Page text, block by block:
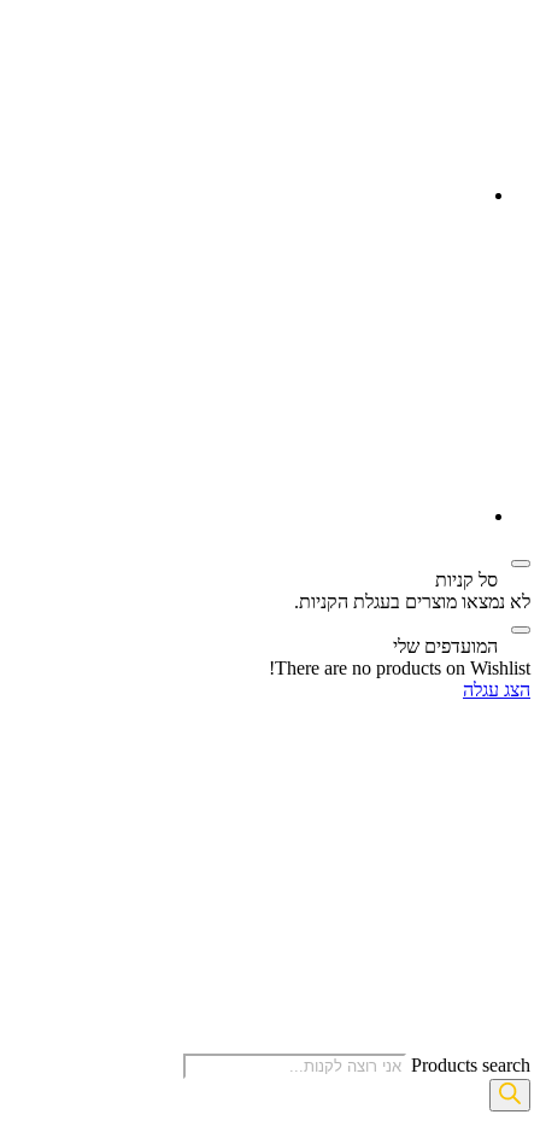
סל קניות‬
לא נמצאו מוצרים בעגלת הקניות.
המועדפים שלי
There are no products on Wishlist!
הצג עגלה
Products search